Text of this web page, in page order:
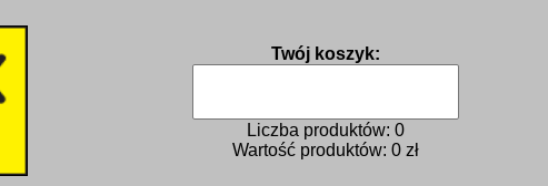
Twój koszyk:
Liczba produktów: 0
Wartość produktów: 0 zł